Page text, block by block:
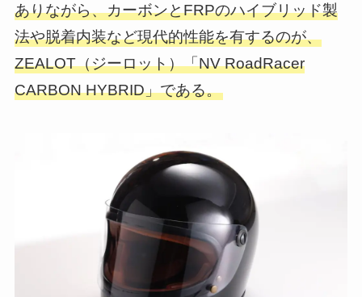
ありながら、カーボンとFRPのハイブリッド製
法や脱着内装など現代的性能を有するのが、
ZEALOT（ジーロット）「NV RoadRacer
CARBON HYBRID」である。